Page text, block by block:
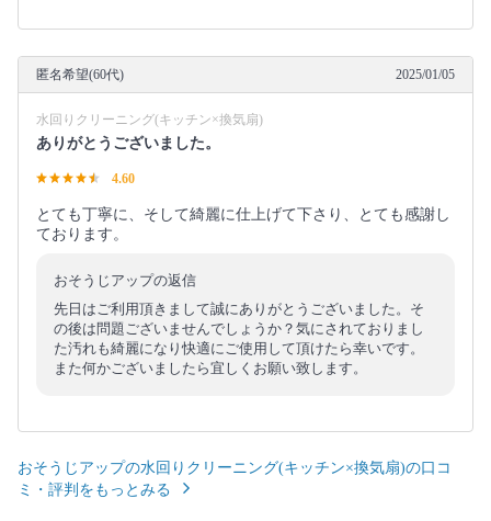
匿名希望(60代) 2025/01/05
水回りクリーニング(キッチン×換気扇)
ありがとうございました。
4.60
とても丁寧に、そして綺麗に仕上げて下さり、とても感謝し
ております。
おそうじアップの返信
先日はご利用頂きまして誠にありがとうございました。そ
の後は問題ございませんでしょうか？気にされておりまし
た汚れも綺麗になり快適にご使用して頂けたら幸いです。
また何かございましたら宜しくお願い致します。
おそうじアップの水回りクリーニング(キッチン×換気扇)の口コ
ミ・評判をもっとみる